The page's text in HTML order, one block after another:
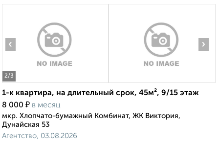
2/3
‹ ›
1-к квартира, на длительный срок, 45м², 9/15 этаж
8 000 ₽ в месяц
мкр. Хлопчато-бумажный Комбинат, ЖК Виктория,
Дунайская 53
Агентство, 03.08.2026